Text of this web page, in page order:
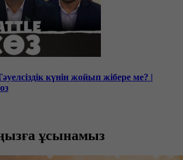
күнін жойып жібере ме? |
ұсынамыз